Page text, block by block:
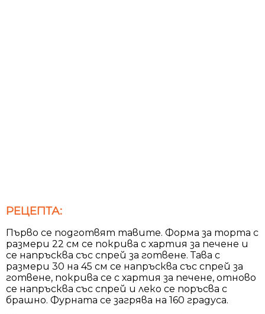
РЕЦЕПТА:
Първо се подготвят тавите. Форма за торта с
размери 22 см се покрива с хартия за печене и
се напръсква със спрей за готвене. Тава с
размери 30 на 45 см се напръсква със спрей за
готвене, покрива се с хартия за печене, отново
се напръсква със спрей и леко се поръсва с
брашно. Фурната се загрява на 160 градуса.